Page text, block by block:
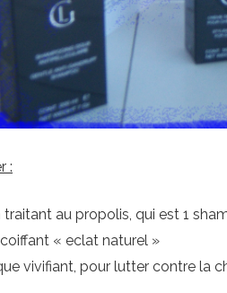
:
traitant au propolis, qui est 1
« eclat naturel »
vivifiant, pour lutter contre la